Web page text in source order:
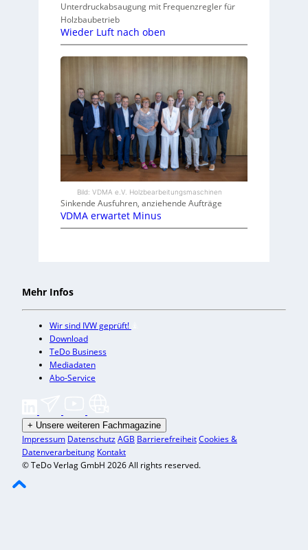
Unterdruckabsaugung mit Frequenzregler für
Holzbaubetrieb
Wieder Luft nach oben
Bild: VDMA e.V. Holzbearbeitungsmaschinen
Sinkende Ausfuhren, anziehende Aufträge
VDMA erwartet Minus
Mehr Infos
Wir sind IVW geprüft!
Download
TeDo Business
Mediadaten
Abo-Service
+ Unsere weiteren Fachmagazine
Impressum DatenschutzAGB BarrierefreiheitCookies &
Datenverarbeitung Kontakt
© TeDo Verlag GmbH 2026 All rights reserved.